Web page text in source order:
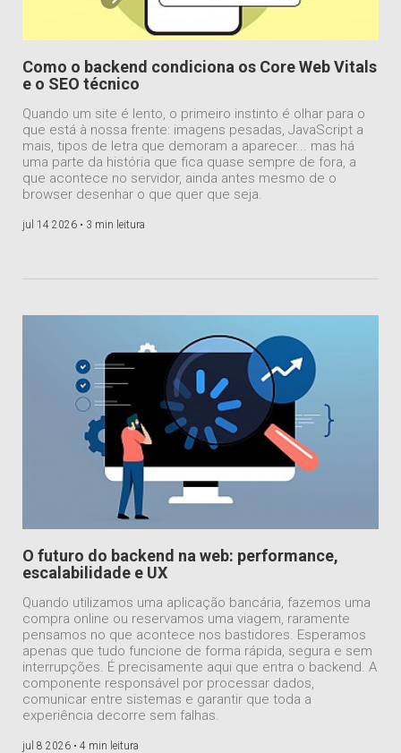
Como o backend condiciona os Core Web Vitals
e o SEO técnico
Quando um site é lento, o primeiro instinto é olhar para o
que está à nossa frente: imagens pesadas, JavaScript a
mais, tipos de letra que demoram a aparecer... mas há
uma parte da história que fica quase sempre de fora, a
que acontece no servidor, ainda antes mesmo de o
browser desenhar o que quer que seja.
jul 14 2026 • 3 min leitura
O futuro do backend na web: performance,
escalabilidade e UX
Quando utilizamos uma aplicação bancária, fazemos uma
compra online ou reservamos uma viagem, raramente
pensamos no que acontece nos bastidores. Esperamos
apenas que tudo funcione de forma rápida, segura e sem
interrupções. É precisamente aqui que entra o backend. A
componente responsável por processar dados,
comunicar entre sistemas e garantir que toda a
experiência decorre sem falhas.
jul 8 2026 • 4 min leitura